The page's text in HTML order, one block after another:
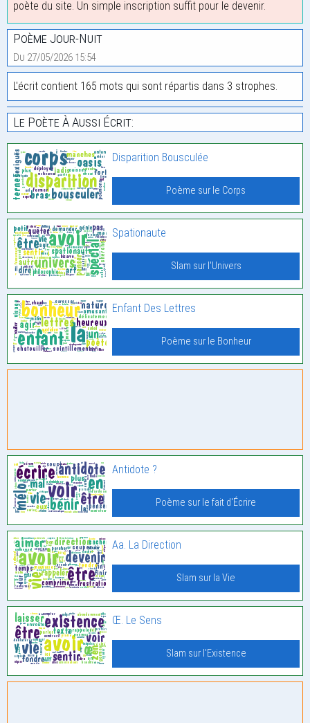
poète du site. Un simple inscription suffit pour le devenir.
Poème Jour-Nuit
Du 27/05/2026 15:54
L'écrit contient 165 mots qui sont répartis dans 3 strophes.
Le Poète À Aussi Écrit:
Disparition Bousculée
Poème sur le Corps
Spationaute
Slam sur l'Univers
Enfant Des Lettres
Poème sur le Bonheur
Antidote ?
Poème sur le fait d'Écrire
Aa. La Direction
Slam sur la Vie
Œ. Le Sens
Slam sur l'Existence